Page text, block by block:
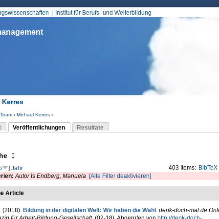
Institut für Berufs- und Weiterbildung
hier
Team› Michael Kerres›
Veröffentlichungen
(aktiver Reiter)
Resultate
403 Items: BibTeX
] Jahr
Autoris Endberg, Manuela [Alle Filter deaktivieren]
Article
(2018). Bildung in der digitalen Welt: Wir haben die Wahl . denk-doch-mal.de